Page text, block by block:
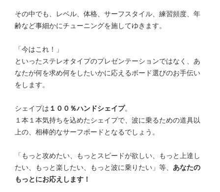
その中でも、レベル、体格、サーフスタイル、練習頻度、年
齢など事細かにチューニングを施してゆきます。
「今はこれ！」
といったステレオタイプのプレゼンテーションではなく、あ
なたが何を求め何をしたいかに応えるボード選びのお手伝い
をします。
シェイプは １００％ハンドシェイプ。
１本１本気持ちを込めたシェイプで、波に乗るための道具以
上の、相棒的なサーフボードとなるでしょう。
「もっと攻めたい、もっとスピードが欲しい、もっと上達し
たい、もっと楽したい、もっと波に乗りたい」等、 あなたの
もっとにお応えします！